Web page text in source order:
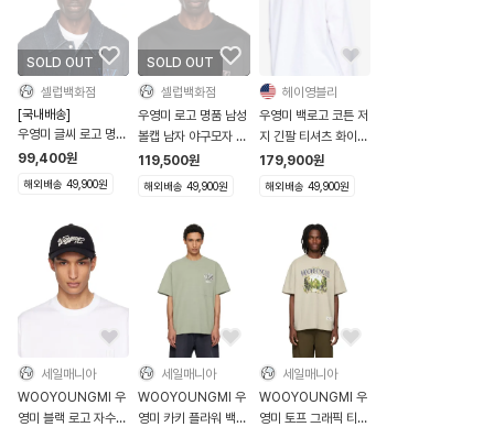
SOLD OUT
셀럽백화점
[국내배송]
우영미 글씨 로고 명품
볼캡 야구모자 캡모자
블루모자 남녀공용 파
99,400원
해외배송 49,900원
SOLD OUT
셀럽백화점
우영미 로고 명품 남성
볼캡 남자 야구모자 블
랙 캡모자
119,500원
해외배송 49,900원
헤이영블리
우영미 백로고 코튼 저
지 긴팔 티셔츠 화이트
WOOYOUNGMI
179,900원
해외배송 49,900원
세일매니아
WOOYOUNGMI 우
영미 블랙 로고 자수
세일매니아
WOOYOUNGMI 우
영미 카키 플라워 백
세일매니아
WOOYOUNGMI 우
영미 토프 그래픽 티셔